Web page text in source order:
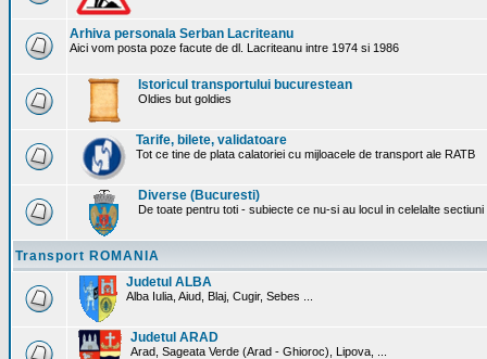
Arhiva personala Serban Lacriteanu
Aici vom posta poze facute de dl. Lacriteanu intre 1974 si 1986
Istoricul transportului bucurestean
Oldies but goldies
Tarife, bilete, validatoare
Tot ce tine de plata calatoriei cu mijloacele de transport ale RATB
Diverse (Bucuresti)
De toate pentru toti - subiecte ce nu-si au locul in celelalte
Transport ROMANIA
Judetul ALBA
Alba Iulia, Aiud, Blaj, Cugir, Sebes ...
Judetul ARAD
Arad, Sageata Verde (Arad - Ghioroc), Lipova, ...